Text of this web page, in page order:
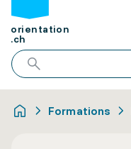
orientation
.ch
Formations